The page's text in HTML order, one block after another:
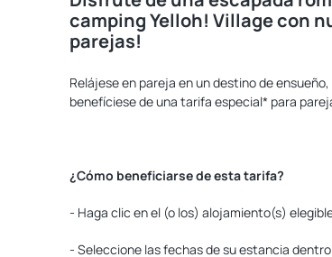
camping Yelloh! Village con
parejas!
Relájese en pareja en un destino de
benefíciese de una tarifa especial* para
¿Cómo beneficiarse de esta tarifa?
- Haga clic en el (o los) alojamiento(s)
- Seleccione las fechas de su estancia